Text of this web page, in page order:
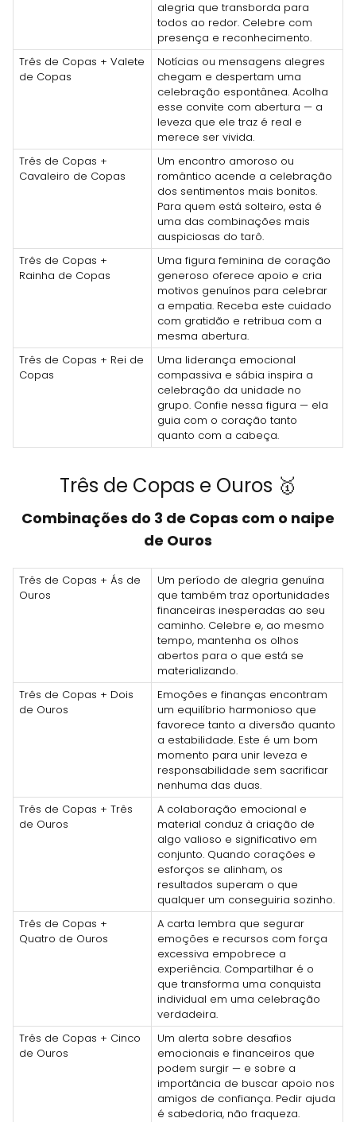
alegria que transborda para
todos ao redor. Celebre com
presença e reconhecimento.
Três de Copas + Valete
de Copas
Notícias ou mensagens alegres
chegam e despertam uma
celebração espontânea. Acolha
esse convite com abertura — a
leveza que ele traz é real e
merece ser vivida.
Três de Copas +
Cavaleiro de Copas
Um encontro amoroso ou
romântico acende a celebração
dos sentimentos mais bonitos.
Para quem está solteiro, esta é
uma das combinações mais
auspiciosas do tarô.
Três de Copas +
Rainha de Copas
Uma figura feminina de coração
generoso oferece apoio e cria
motivos genuínos para celebrar
a empatia. Receba este cuidado
com gratidão e retribua com a
mesma abertura.
Três de Copas + Rei de
Copas
Uma liderança emocional
compassiva e sábia inspira a
celebração da unidade no
grupo. Confie nessa figura — ela
guia com o coração tanto
quanto com a cabeça.
Três de Copas e Ouros 🥇
Combinações do 3 de Copas com o naipe
de Ouros
Três de Copas + Ás de
Ouros
Um período de alegria genuína
que também traz oportunidades
financeiras inesperadas ao seu
caminho. Celebre e, ao mesmo
tempo, mantenha os olhos
abertos para o que está se
materializando.
Três de Copas + Dois
de Ouros
Emoções e finanças encontram
um equilíbrio harmonioso que
favorece tanto a diversão quanto
a estabilidade. Este é um bom
momento para unir leveza e
responsabilidade sem sacrificar
nenhuma das duas.
Três de Copas + Três
de Ouros
A colaboração emocional e
material conduz à criação de
algo valioso e significativo em
conjunto. Quando corações e
esforços se alinham, os
resultados superam o que
qualquer um conseguiria sozinho.
Três de Copas +
Quatro de Ouros
A carta lembra que segurar
emoções e recursos com força
excessiva empobrece a
experiência. Compartilhar é o
que transforma uma conquista
individual em uma celebração
verdadeira.
Três de Copas + Cinco
de Ouros
Um alerta sobre desafios
emocionais e financeiros que
podem surgir — e sobre a
importância de buscar apoio nos
amigos de confiança. Pedir ajuda
é sabedoria, não fraqueza.